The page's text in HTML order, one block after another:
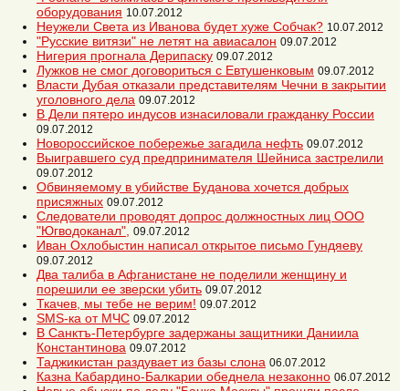
оборудования 10.07.2012
Неужели Света из Иванова будет хуже Собчак? 10.07.2012
"Русские витязи" не летят на авиасалон 09.07.2012
Нигерия прогнала Дерипаску 09.07.2012
Лужков не смог договориться с Евтушенковым 09.07.2012
Власти Дубая отказали представителям Чечни в закрытии
уголовного дела 09.07.2012
В Дели пятеро индусов изнасиловали гражданку России
09.07.2012
Новороссийское побережье загадила нефть 09.07.2012
Выигравшего суд предпринимателя Шейниса застрелили
09.07.2012
Обвиняемому в убийстве Буданова хочется добрых
присяжных 09.07.2012
Следователи проводят допрос должностных лиц ООО
"Югводоканал", 09.07.2012
Иван Охлобыстин написал открытое письмо Гундяеву
09.07.2012
Два талиба в Афганистане не поделили женщину и
порешили ее зверски убить 09.07.2012
Ткачев, мы тебе не верим! 09.07.2012
SMS-ка от МЧС 09.07.2012
В Санктъ-Петербурге задержаны защитники Даниила
Константинова 09.07.2012
Таджикистан раздувает из базы слона 06.07.2012
Казна Кабардино-Балкарии обеднела незаконно 06.07.2012